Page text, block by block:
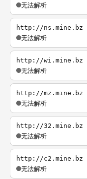
无法解析
http://ns.mine.bz
无法解析
http://wi.mine.bz
无法解析
http://mz.mine.bz
无法解析
http://32.mine.bz
无法解析
http://c2.mine.bz
无法解析